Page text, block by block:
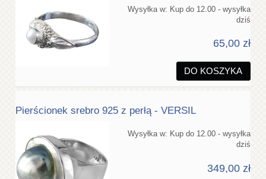
Wysyłka w: Kup do 12.00 - wysyłka
dziś
65,00 zł
DO KOSZYKA
Pierścionek srebro 925 z perłą - VERSIL
Wysyłka w: Kup do 12.00 - wysyłka
dziś
349,00 zł